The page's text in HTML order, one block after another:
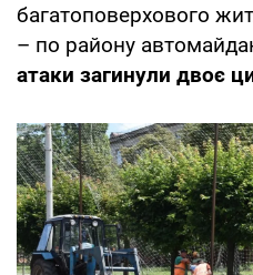
багатоповерхового
– по району
атаки загинули двоє